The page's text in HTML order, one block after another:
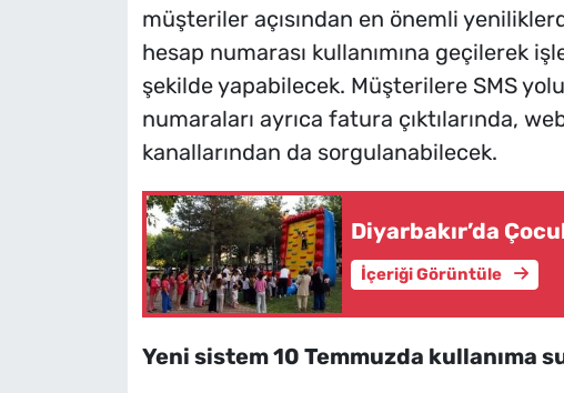
müşteriler açısından en önemli
hesap numarası kullanımına geçilerek
şekilde yapabilecek. Müşterilere SMS
numaraları ayrıca fatura çıktılarında,
kanallarından da sorgulanabilecek.
Diyarbakır’da
İçeriği Görüntüle
Yeni sistem 10 Temmuzda kullanıma